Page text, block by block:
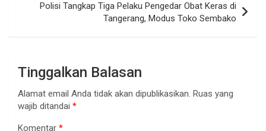
Polisi Tangkap Tiga Pelaku Pengedar Obat Keras di
Tangerang, Modus Toko Sembako
Tinggalkan Balasan
Alamat email Anda tidak akan dipublikasikan. Ruas yang
wajib ditandai *
Komentar *